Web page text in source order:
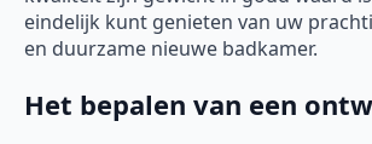
eindelijk kunt genieten van uw
en duurzame nieuwe badkamer.
Het bepalen van een